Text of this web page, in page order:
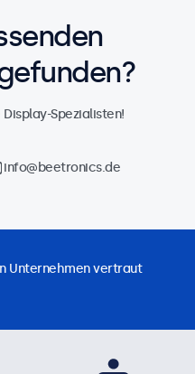
Spezialisten!
info@beetronics.de
Unternehmen vertraut